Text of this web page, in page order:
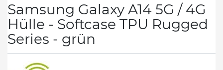
Samsung Galaxy A14 5G / 4G
Hülle - Softcase TPU Rugged
Series - grün